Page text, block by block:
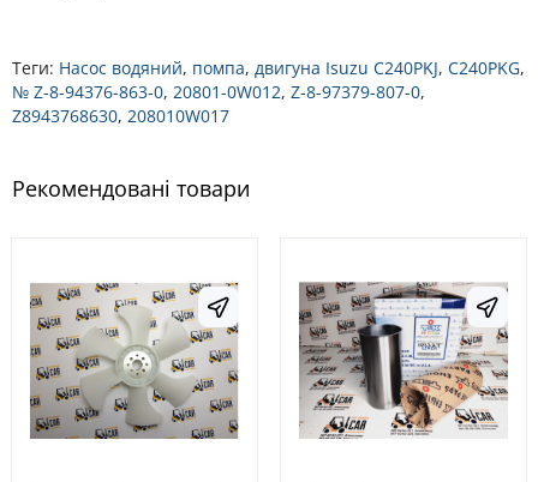
Теги: Насос водяний, помпа, двигуна Isuzu C240PKJ, C240PKG,
№ Z-8-94376-863-0, 20801-0W012, Z-8-97379-807-0,
Z8943768630, 208010W017
Рекомендовані товари